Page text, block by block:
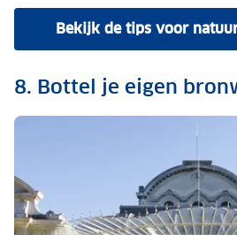
Bekijk de tips voor
8. Bottel je eigen